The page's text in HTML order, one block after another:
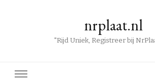
nrplaat.nl
"Rijd Uniek, Registreer bij